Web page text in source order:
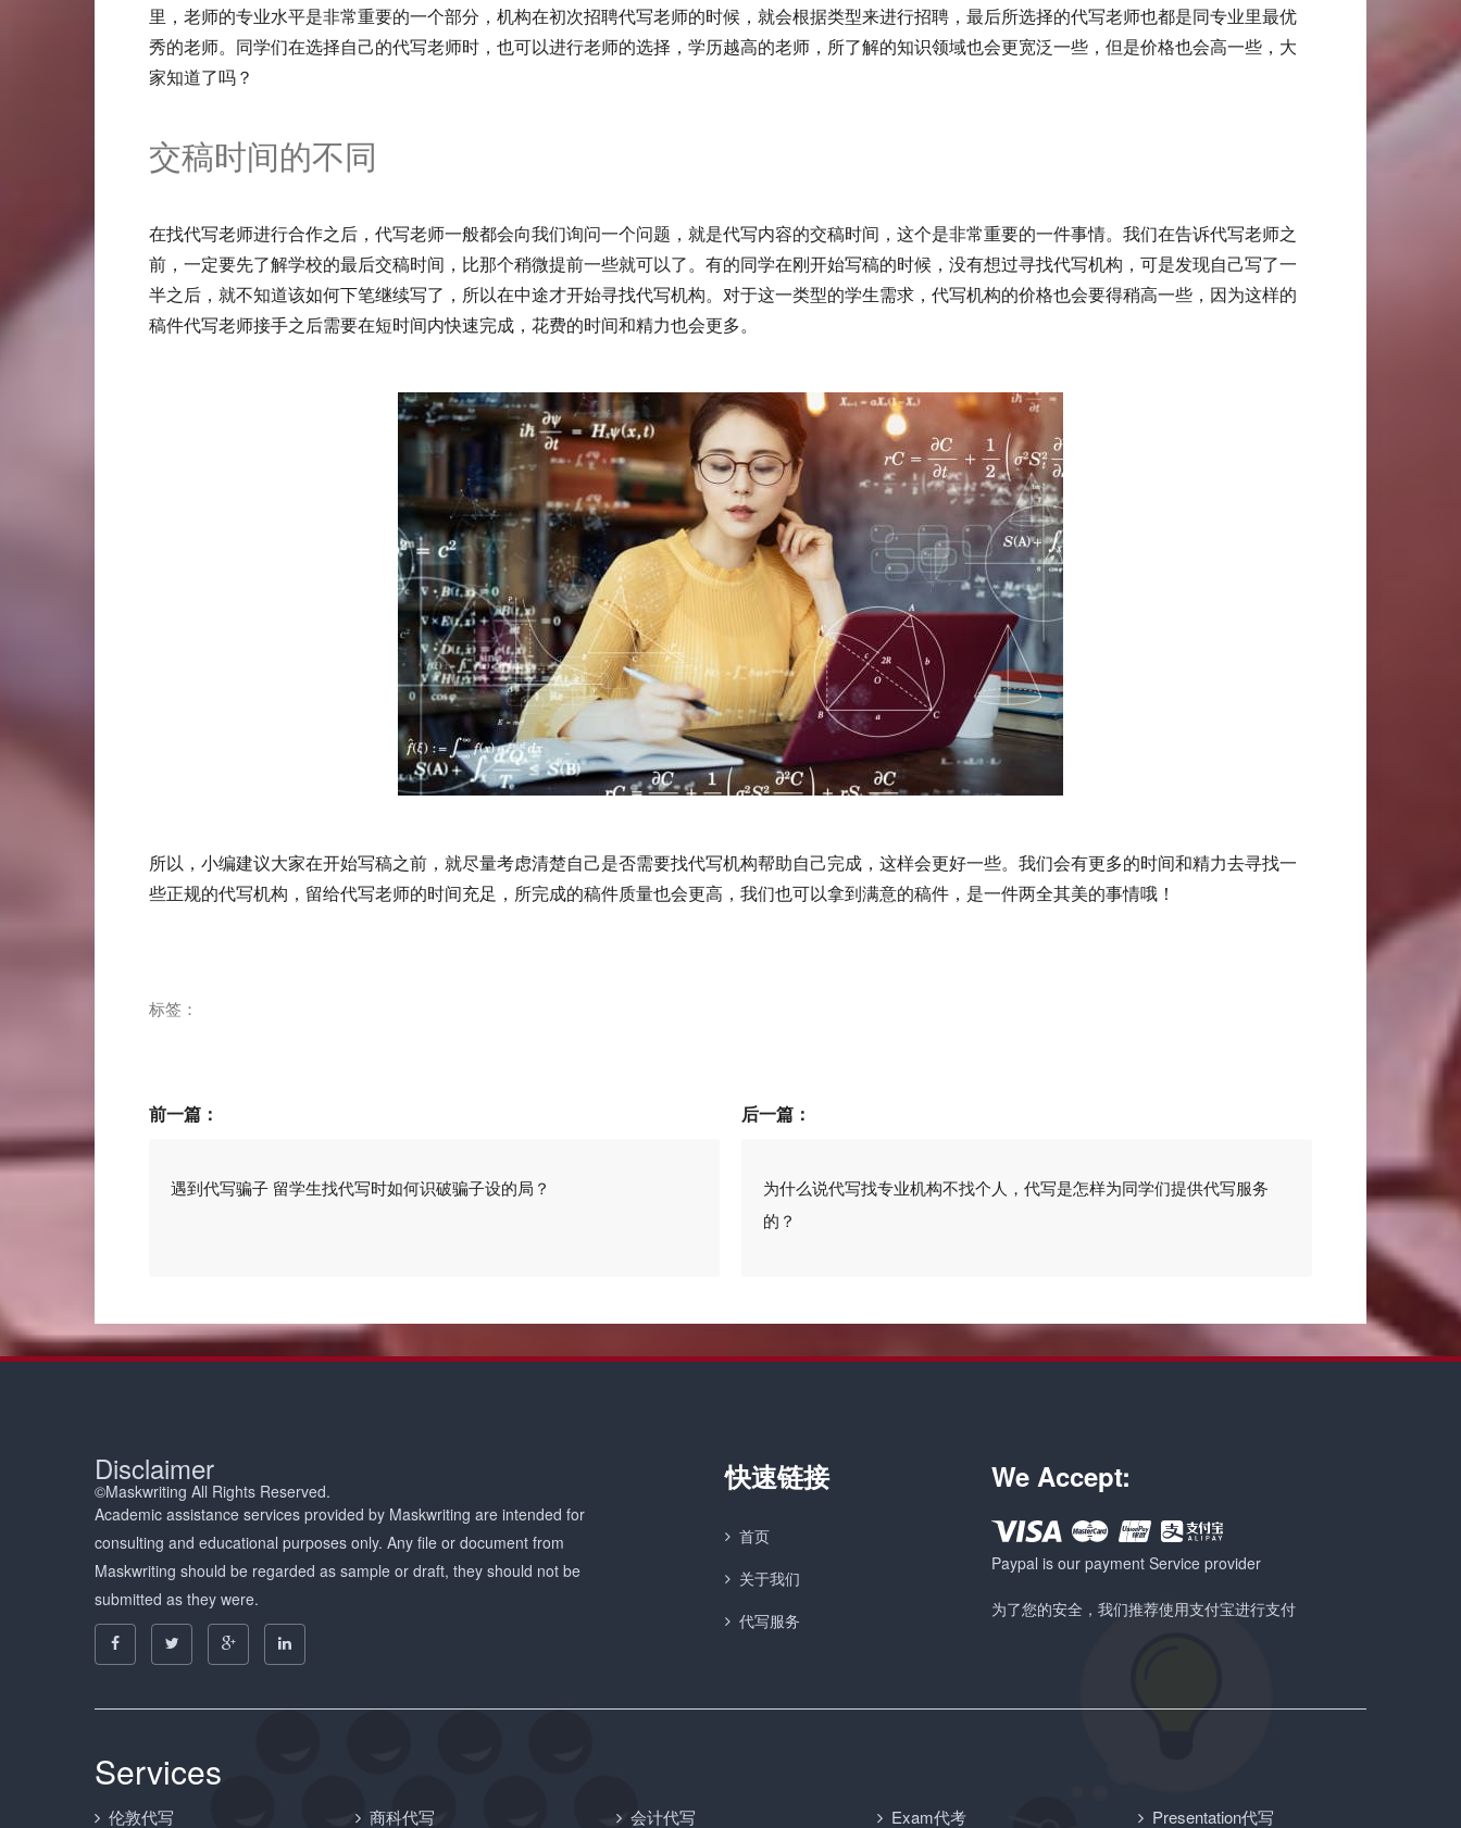
里，老师的专业水平是非常重要的一个部分，机构在初次招聘代写老师的时候，就会根据类型来进行招聘，最后所选择的代写老师也都是同专业里最优
秀的老师。同学们在选择自己的代写老师时，也可以进行老师的选择，学历越高的老师，所了解的知识领域也会更宽泛一些，但是价格也会高一些，大
家知道了吗？
交稿时间的不同
在找代写老师进行合作之后，代写老师一般都会向我们询问一个问题，就是代写内容的交稿时间，这个是非常重要的一件事情。我们在告诉代写老师之
前，一定要先了解学校的最后交稿时间，比那个稍微提前一些就可以了。有的同学在刚开始写稿的时候，没有想过寻找代写机构，可是发现自己写了一
半之后，就不知道该如何下笔继续写了，所以在中途才开始寻找代写机构。对于这一类型的学生需求，代写机构的价格也会要得稍高一些，因为这样的
稿件代写老师接手之后需要在短时间内快速完成，花费的时间和精力也会更多。
所以，小编建议大家在开始写稿之前，就尽量考虑清楚自己是否需要找代写机构帮助自己完成，这样会更好一些。我们会有更多的时间和精力去寻找一
些正规的代写机构，留给代写老师的时间充足，所完成的稿件质量也会更高，我们也可以拿到满意的稿件，是一件两全其美的事情哦！
标签：
前一篇：
遇到代写骗子 留学生找代写时如何识破骗子设的局？
后一篇：
为什么说代写找专业机构不找个人，代写是怎样为同学们提供代写服务
的？
Disclaimer
©Maskwriting All Rights Reserved.
Academic assistance services provided by Maskwriting are intended for
consulting and educational purposes only. Any file or document from
Maskwriting should be regarded as sample or draft, they should not be
submitted as they were.
快速链接
首页
关于我们
代写服务
We Accept:
Paypal is our payment Service provider
为了您的安全，我们推荐使用支付宝进行支付
Services
伦敦代写 商科代写 会计代写 Exam代考 Presentation代写